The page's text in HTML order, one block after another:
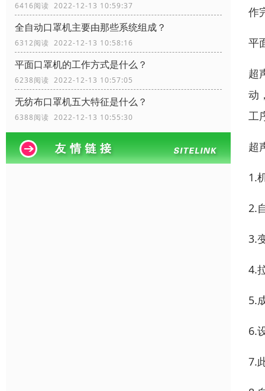
6416阅读 2022-12-13 10:59:37
全自动口罩机主要由那些系统组成？
6312阅读 2022-12-13 10:58:16
平面口罩机的工作方式是什么？
6238阅读 2022-12-13 10:57:05
无纺布口罩机五大特征是什么？
6388阅读 2022-12-13 10:55:30
作
平
超
动
工
超
1.
2.
3.
4.
5.
6.
7.